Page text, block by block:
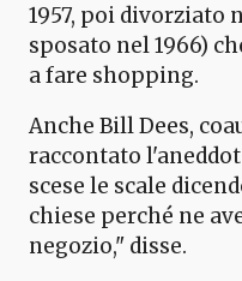
1957, poi divorziato
sposato nel 1966)
a fare shopping.
Anche Bill Dees,
raccontato
scese le scale
chiese perché ne
negozio," disse.